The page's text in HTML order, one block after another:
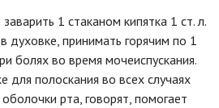
1 стаканом кипятка 1 ст. л.
духовке, принимать горячим по 1
болях во время мочеиспускания.
для полоскания во всех случаях
рта, говорят, помогает